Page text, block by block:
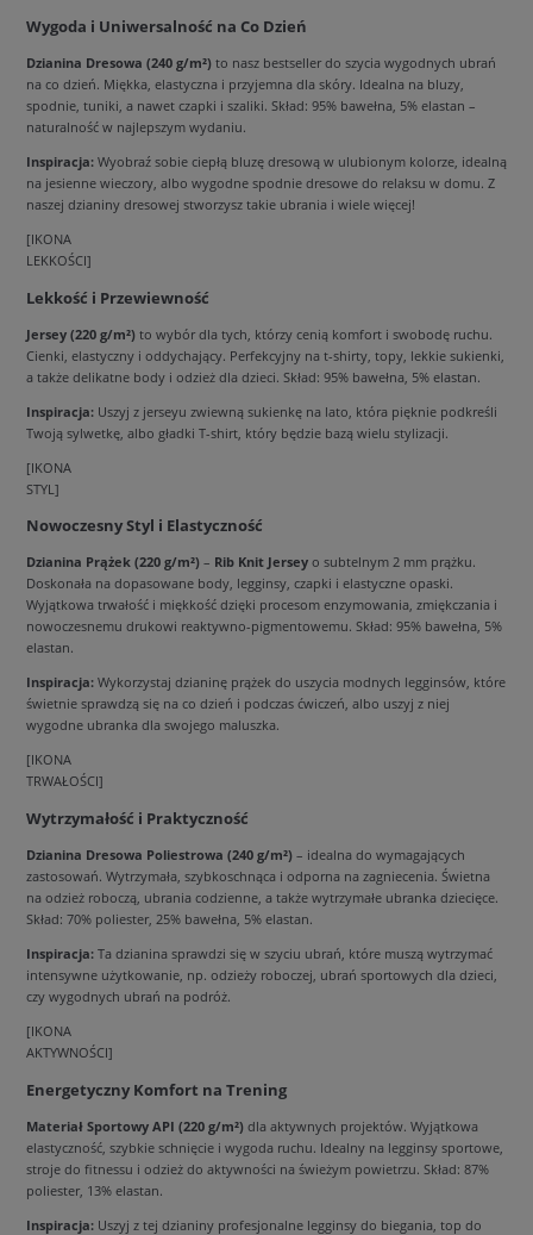
Wygoda i Uniwersalność na Co Dzień
Dzianina Dresowa (240 g/m²) to nasz bestseller do szycia wygodnych ubrań
na co dzień. Miękka, elastyczna i przyjemna dla skóry. Idealna na bluzy,
spodnie, tuniki, a nawet czapki i szaliki. Skład: 95% bawełna, 5% elastan –
naturalność w najlepszym wydaniu.
Inspiracja: Wyobraź sobie ciepłą bluzę dresową w ulubionym kolorze, idealną
na jesienne wieczory, albo wygodne spodnie dresowe do relaksu w domu. Z
naszej dzianiny dresowej stworzysz takie ubrania i wiele więcej!
[IKONA
LEKKOŚCI]
Lekkość i Przewiewność
Jersey (220 g/m²) to wybór dla tych, którzy cenią komfort i swobodę ruchu.
Cienki, elastyczny i oddychający. Perfekcyjny na t-shirty, topy, lekkie sukienki,
a także delikatne body i odzież dla dzieci. Skład: 95% bawełna, 5% elastan.
Inspiracja: Uszyj z jerseyu zwiewną sukienkę na lato, która pięknie podkreśli
Twoją sylwetkę, albo gładki T-shirt, który będzie bazą wielu stylizacji.
[IKONA
STYL]
Nowoczesny Styl i Elastyczność
Dzianina Prążek (220 g/m²) – Rib Knit Jersey o subtelnym 2 mm prążku.
Doskonała na dopasowane body, legginsy, czapki i elastyczne opaski.
Wyjątkowa trwałość i miękkość dzięki procesom enzymowania, zmiękczania i
nowoczesnemu drukowi reaktywno-pigmentowemu. Skład: 95% bawełna, 5%
elastan.
Inspiracja: Wykorzystaj dzianinę prążek do uszycia modnych legginsów, które
świetnie sprawdzą się na co dzień i podczas ćwiczeń, albo uszyj z niej
wygodne ubranka dla swojego maluszka.
[IKONA
TRWAŁOŚCI]
Wytrzymałość i Praktyczność
Dzianina Dresowa Poliestrowa (240 g/m²) – idealna do wymagających
zastosowań. Wytrzymała, szybkoschnąca i odporna na zagniecenia. Świetna
na odzież roboczą, ubrania codzienne, a także wytrzymałe ubranka dziecięce.
Skład: 70% poliester, 25% bawełna, 5% elastan.
Inspiracja: Ta dzianina sprawdzi się w szyciu ubrań, które muszą wytrzymać
intensywne użytkowanie, np. odzieży roboczej, ubrań sportowych dla dzieci,
czy wygodnych ubrań na podróż.
[IKONA
AKTYWNOŚCI]
Energetyczny Komfort na Trening
Materiał Sportowy API (220 g/m²) dla aktywnych projektów. Wyjątkowa
elastyczność, szybkie schnięcie i wygoda ruchu. Idealny na legginsy sportowe,
stroje do fitnessu i odzież do aktywności na świeżym powietrzu. Skład: 87%
poliester, 13% elastan.
Inspiracja: Uszyj z tej dzianiny profesjonalne legginsy do biegania, top do